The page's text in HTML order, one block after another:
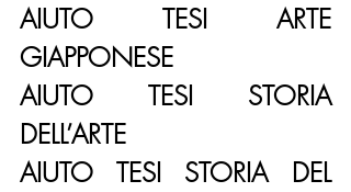
AIUTO TESI ARTE
GIAPPONESE
AIUTO TESI STORIA
DELL’ARTE
AIUTO TESI STORIA DEL